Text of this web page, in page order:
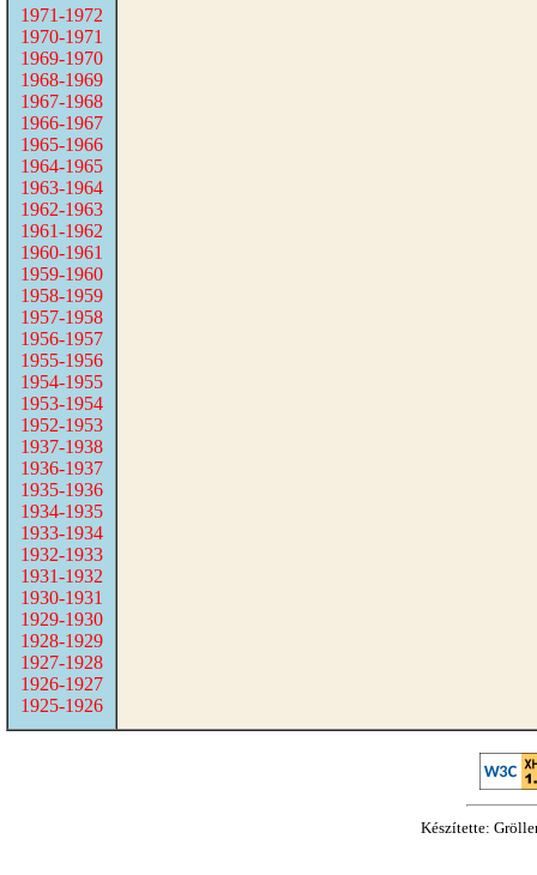
1971-1972
1970-1971
1969-1970
1968-1969
1967-1968
1966-1967
1965-1966
1964-1965
1963-1964
1962-1963
1961-1962
1960-1961
1959-1960
1958-1959
1957-1958
1956-1957
1955-1956
1954-1955
1953-1954
1952-1953
1937-1938
1936-1937
1935-1936
1934-1935
1933-1934
1932-1933
1931-1932
1930-1931
1929-1930
1928-1929
1927-1928
1926-1927
1925-1926
Készítette: